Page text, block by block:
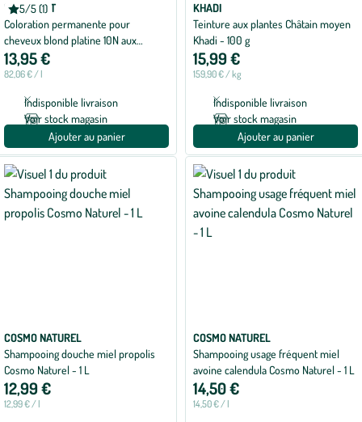
5/5 (1)
Note
moyenne
de
5
sur
5
avec
HERBATINT
Coloration permanente pour
cheveux blond platine 10N aux
extraits végétaux biologiques vegan
Herbatint - 170 ml
13,95 €
82,06 € / l
Indisponible livraison
Voir stock magasin
Ajouter au panier
KHADI
Teinture aux plantes Châtain moyen
Khadi - 100 g
15,99 €
159,90 € / kg
Indisponible livraison
Voir stock magasin
Ajouter au panier
COSMO NATUREL
Shampooing douche miel propolis
Cosmo Naturel - 1 L
12,99 €
12,99 € / l
COSMO NATUREL
Shampooing usage fréquent miel
avoine calendula Cosmo Naturel - 1 L
14,50 €
14,50 € / l